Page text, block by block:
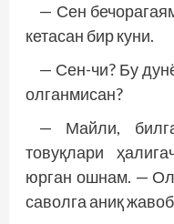
— Сен
кетасан бир куни.
— Сен-чи? Бу
олганмисан?
— Майли,
товуқлари
юрган ошнам. —
саволга аниқ